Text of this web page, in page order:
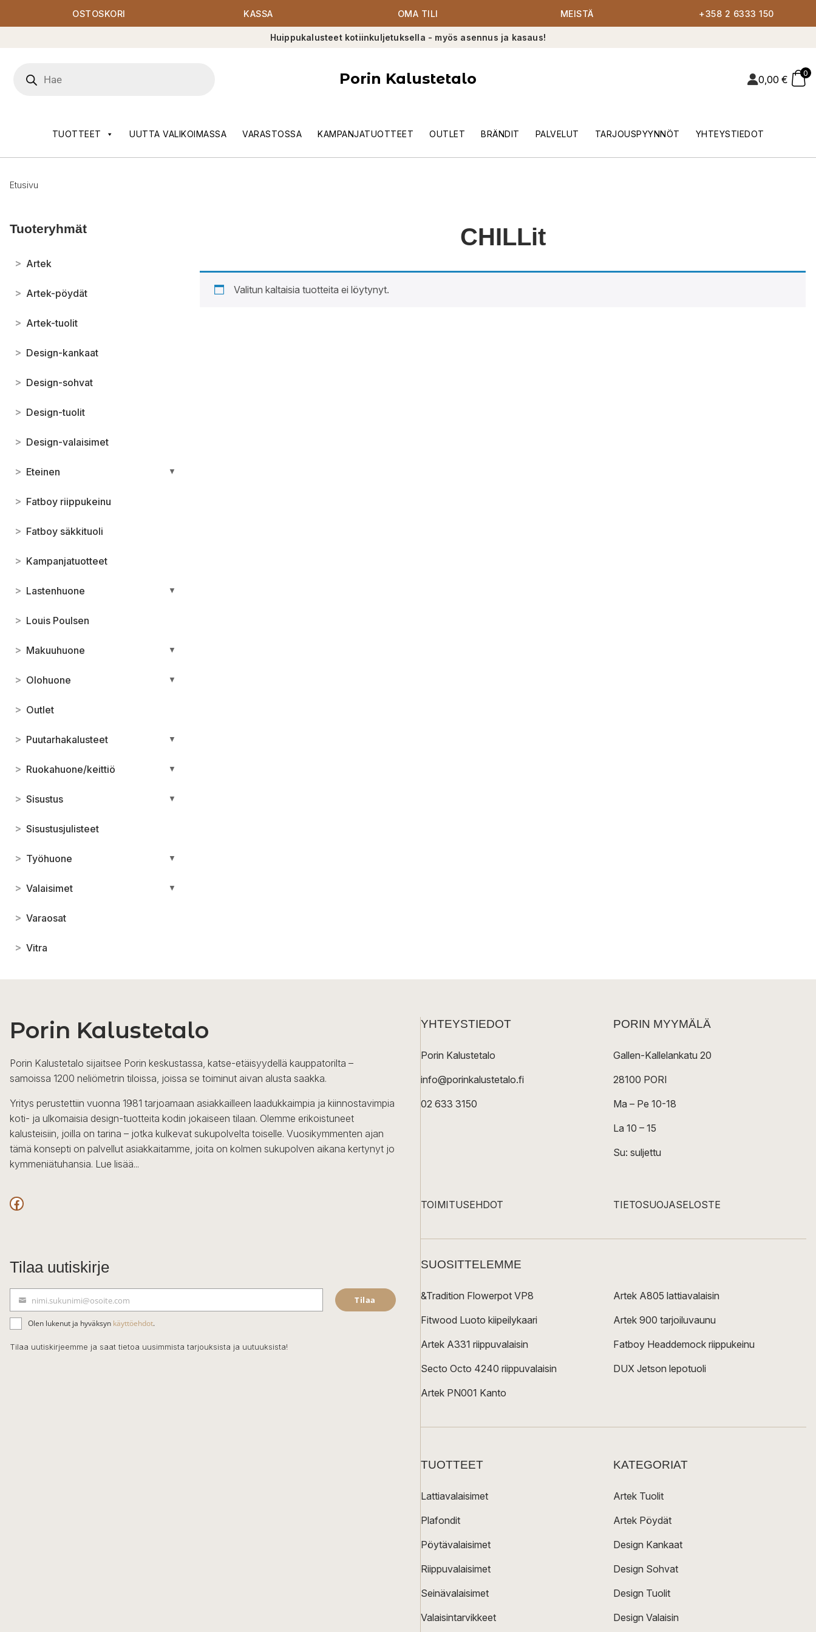
OSTOSKORI KASSA OMA TILI MEISTÄ +358 2 6333 150
Huippukalusteet kotiinkuljetuksella - myös asennus ja kasaus!
search
Porin Kalustetalo 0,00 €
0
TUOTTEET UUTTA VALIKOIMASSA VARASTOSSA KAMPANJATUOTTEET OUTLET BRÄNDIT PALVELUT TARJOUSPYYNNÖT YHTEYSTIEDOT
Etusivu
Tuoteryhmät
> Artek
> Artek-pöydät
> Artek-tuolit
> Design-kankaat
> Design-sohvat
> Design-tuolit
> Design-valaisimet
> Eteinen ▼
> Fatboy riippukeinu
> Fatboy säkkituoli
> Kampanjatuotteet
> Lastenhuone ▼
> Louis Poulsen
> Makuuhuone ▼
> Olohuone ▼
> Outlet
> Puutarhakalusteet ▼
> Ruokahuone/keittiö ▼
> Sisustus ▼
> Sisustusjulisteet
> Työhuone ▼
> Valaisimet ▼
> Varaosat
> Vitra
CHILLit
Valitun kaltaisia tuotteita ei löytynyt.
Porin Kalustetalo
Porin Kalustetalo sijaitsee Porin keskustassa, katse-etäisyydellä kauppatorilta –
samoissa 1200 neliömetrin tiloissa, joissa se toiminut aivan alusta saakka.
Yritys perustettiin vuonna 1981 tarjoamaan asiakkailleen laadukkaimpia ja kiinnostavimpia
koti- ja ulkomaisia design-tuotteita kodin jokaiseen tilaan. Olemme erikoistuneet
kalusteisiin, joilla on tarina – jotka kulkevat sukupolvelta toiselle. Vuosikymmenten ajan
tämä konsepti on palvellut asiakkaitamme, joita on kolmen sukupolven aikana kertynyt jo
kymmeniätuhansia. Lue lisää...
Facebook
Tilaa uutiskirje
ä
h
k
nimi.sukunimi@osoite.com Tilaa
Olen lukenut ja hyväksyn käyttöehdot.
Tilaa uutiskirjeemme ja saat tietoa uusimmista tarjouksista ja uutuuksista!
YHTEYSTIEDOT
Porin Kalustetalo
info@porinkalustetalo.fi
02 633 3150
PORIN MYYMÄLÄ
Gallen-Kallelankatu 20
28100 PORI
Ma – Pe 10-18
La 10 – 15
Su: suljettu
TOIMITUSEHDOT TIETOSUOJASELOSTE
SUOSITTELEMME
&Tradition Flowerpot VP8
Fitwood Luoto kiipeilykaari
Artek A331 riippuvalaisin
Secto Octo 4240 riippuvalaisin
Artek PN001 Kanto
Artek A805 lattiavalaisin
Artek 900 tarjoiluvaunu
Fatboy Headdemock riippukeinu
DUX Jetson lepotuoli
TUOTTEET
Lattiavalaisimet
Plafondit
Pöytävalaisimet
Riippuvalaisimet
Seinävalaisimet
Valaisintarvikkeet
KATEGORIAT
Artek Tuolit
Artek Pöydät
Design Kankaat
Design Sohvat
Design Tuolit
Design Valaisin